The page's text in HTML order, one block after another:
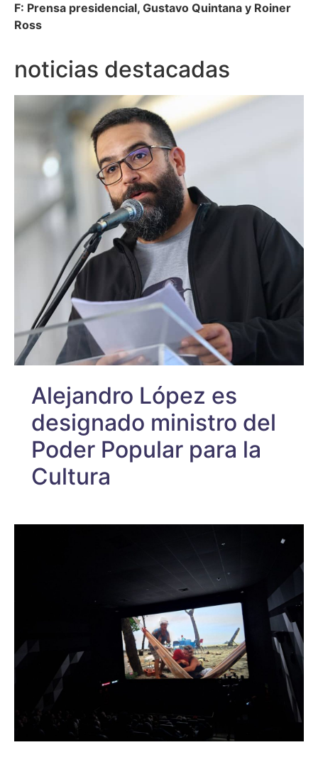
F: Prensa presidencial, Gustavo Quintana y Roiner
Ross
noticias destacadas
Alejandro López es
designado ministro del
Poder Popular para la
Cultura